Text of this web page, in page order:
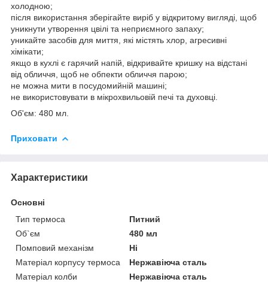
холодною;
після використання зберігайте виріб у відкритому вигляді, щоб
уникнути утворення цвілі та неприємного запаху;
уникайте засобів для миття, які містять хлор, агресивні
хімікати;
якщо в кухлі є гарячий напій, відкривайте кришку на відстані
від обличчя, щоб не обпекти обличчя парою;
не можна мити в посудомийній машині;
не використовувати в мікрохвильовій печі та духовці.
Об'єм: 480 мл.
Приховати
Характеристики
Основні
Тип термоса
Питний
Об`єм
480 мл
Помповий механізм
Ні
Матеріал корпусу термоса
Нержавіюча сталь
Матеріал колби
Нержавіюча сталь